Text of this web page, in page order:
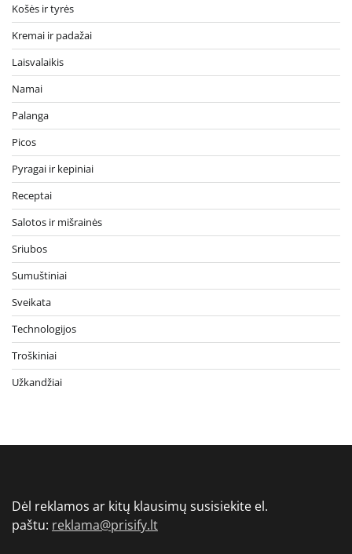
Košės ir tyrės
Kremai ir padažai
Laisvalaikis
Namai
Palanga
Picos
Pyragai ir kepiniai
Receptai
Salotos ir mišrainės
Sriubos
Sumuštiniai
Sveikata
Technologijos
Troškiniai
Užkandžiai
Dėl reklamos ar kitų klausimų susisiekite el.
paštu: reklama@prisify.lt